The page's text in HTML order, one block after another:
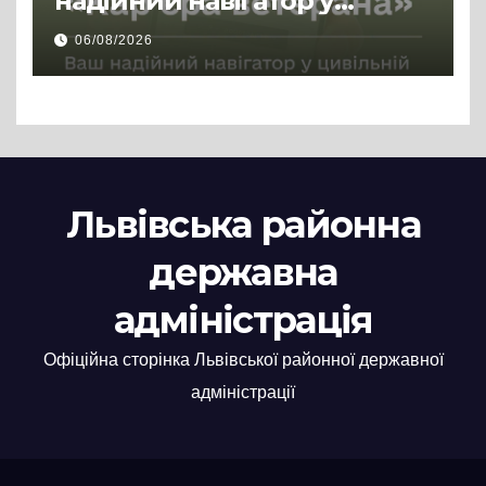
цивільній професії
06/08/2026
Львівська районна
державна
адміністрація
Офіційна сторінка Львівської районної державної
адміністрації